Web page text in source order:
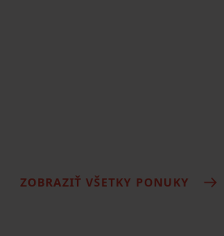
ZOBRAZIŤ VŠETKY PONUKY